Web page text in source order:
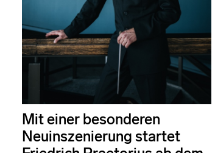
Mit einer besonderen
Neuinszenierung startet